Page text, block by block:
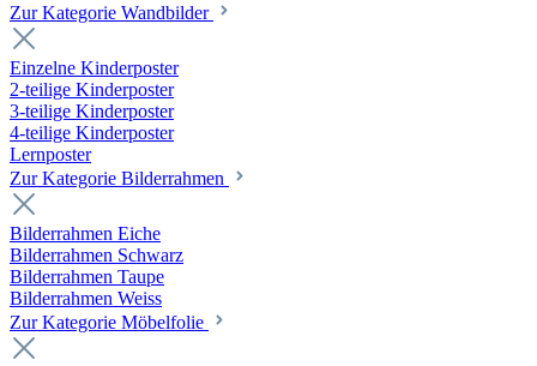
Zur Kategorie Wandbilder
Einzelne Kinderposter
2-teilige Kinderposter
3-teilige Kinderposter
4-teilige Kinderposter
Lernposter
Zur Kategorie Bilderrahmen
Bilderrahmen Eiche
Bilderrahmen Schwarz
Bilderrahmen Taupe
Bilderrahmen Weiss
Zur Kategorie Möbelfolie